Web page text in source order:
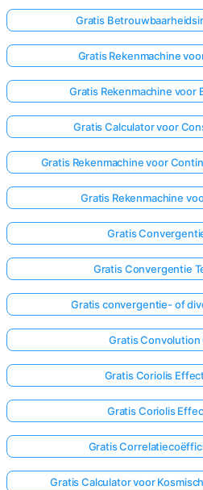
Gratis
Gratis Rekenmachine
Gratis Rekenmachine voor
Gratis Calculator voor
Gratis Rekenmachine voor
Gratis Rekenmachine
Gratis
Gratis Convergentie
Gratis convergentie- of
Gratis Convolution
Gratis Coriolis
Gratis Coriolis
Gratis
Gratis Calculator voor